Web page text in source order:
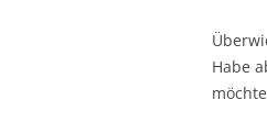
Habe